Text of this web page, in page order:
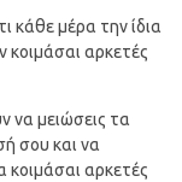
κάθε μέρα την ίδια
κοιμάσαι αρκετές
να μειώσεις τα
σου και να
κοιμάσαι αρκετές